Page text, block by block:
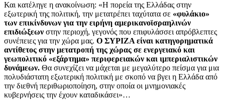
Και κατέληγε η ανακοίνωση: «Η πορεία της Ελλάδας στην
εξωτερική της πολιτική, την μετατρέπει ταχύτατα σε «φυλάκιο»
των επικίνδυνων για την ειρήνη αμερικανοϊσραηλινών
επιδιώξεων στην περιοχή, γεγονός που επιφυλάσσει απρόβλεπτες
συνέπειες για την χώρα μας. Ο ΣΥΡΙΖΑ είναι κατηγορηματικά
αντίθετος στην μετατροπή της χώρας σε ενεργειακό και
γεωπολιτικό «εξάρτημα» περιφερειακών και ιμπεριαλιστικών
δυνάμεων. Θα συνεχίζει να μάχεται με μεγαλύτερο πείσμα για μια
πολυδιάστατη εξωτερική πολιτική με σκοπό να βγει η Ελλάδα από
την διεθνή περιθωριοποίηση, στην οποία οι μνημονιακές
κυβερνήσεις την έχουν καταδικάσει»…